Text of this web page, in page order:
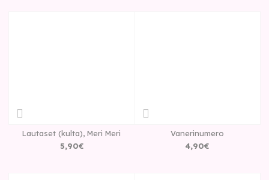
Lautaset (kulta), Meri Meri
5,90€
Vanerinumero
4,90€